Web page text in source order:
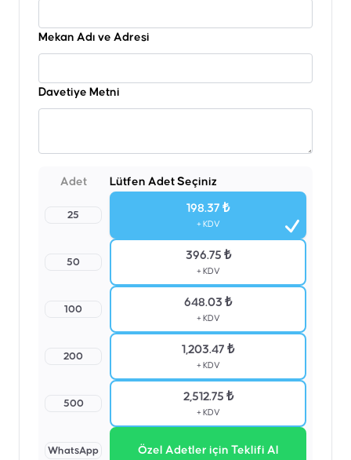
Mekan Adı ve Adresi
Davetiye Metni
Adet Lütfen Adet Seçiniz
25
198.37 ₺
+ KDV
50
396.75 ₺
+ KDV
100
648.03 ₺
+ KDV
200
1,203.47 ₺
+ KDV
500
2,512.75 ₺
+ KDV
WhatsApp Özel Adetler için Teklifi Al